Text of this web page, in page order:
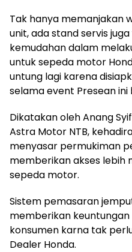
Tak hanya memanjakan
unit, ada stand servis
kemudahan dalam
untuk sepeda motor
untung lagi karena
selama event Presean ini
Dikatakan oleh Anang
Astra Motor NTB,
menyasar permukiman
memberikan akses lebih
sepeda motor.
Sistem pemasaran
memberikan
konsumen karna tak
Dealer Honda.